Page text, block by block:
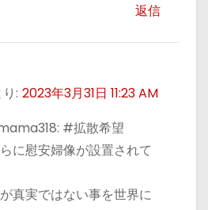
返信
り: 2023年3月31日 11:23 AM
#拡散希望
に慰安婦像が設置されて
真実ではない事を世界に